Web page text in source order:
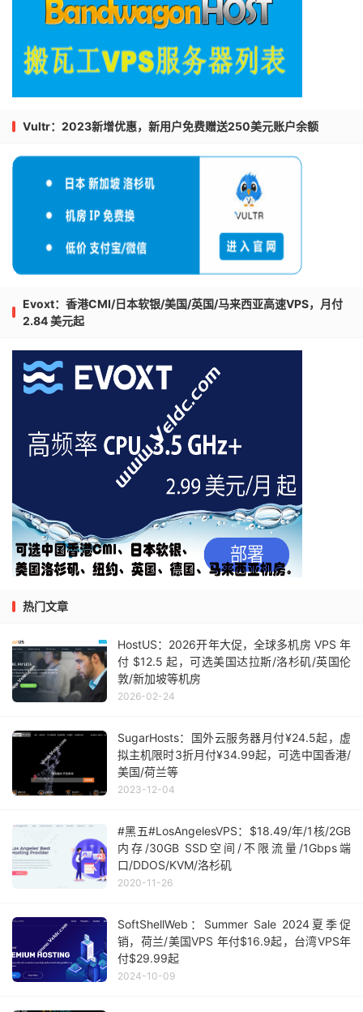
Vultr：2023新增优惠，新用户免费赠送250美元账户余额
Evoxt：香港CMI/日本软银/美国/英国/马来西亚高速VPS，月付
2.84 美元起
热门文章
HostUS：2026开年大促，全球多机房 VPS 年
付 $12.5 起，可选美国达拉斯/洛杉矶/英国伦
敦/新加坡等机房
2026-02-24
SugarHosts：国外云服务器月付¥24.5起，虚
拟主机限时3折月付¥34.99起，可选中国香港/
美国/荷兰等
2023-12-04
#黑五#LosAngelesVPS：$18.49/年/1核/2GB
内存/30GB SSD空间/不限流量/1Gbps端
口/DDOS/KVM/洛杉矶
2020-11-26
SoftShellWeb：Summer Sale 2024夏季促
销，荷兰/美国VPS 年付$16.9起，台湾VPS年
付$29.99起
2024-10-09